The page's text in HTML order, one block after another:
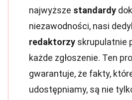
najwyższe standardy
niezawodności, nasi
redaktorzy skrupulatnie
każde zgłoszenie. Ten
gwarantuje, że fakty,
udostępniamy, są nie